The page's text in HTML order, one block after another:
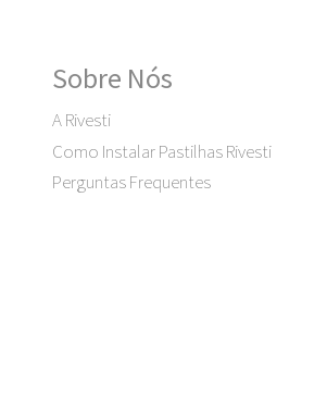
Sobre Nós
A Rivesti
Como Instalar Pastilhas Rivesti
Perguntas Frequentes